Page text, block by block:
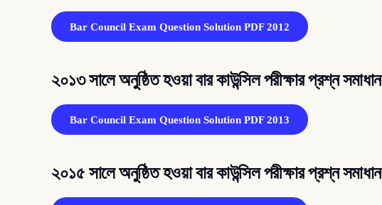
Bar Council Exam Question Solution PDF 2012
২০১৩ সালে অনুষ্ঠিত হওয়া বার কাউন্সিল পরীক্ষার প্রশ্ন সমাধান
Bar Council Exam Question Solution PDF 2013
২০১৫ সালে অনুষ্ঠিত হওয়া বার কাউন্সিল পরীক্ষার প্রশ্ন সমাধান